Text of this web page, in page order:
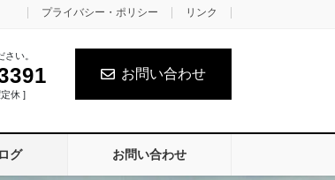
プライバシー・ポリシー リンク
い。
休 ]
お問い合わせ
グ お問い合わせ